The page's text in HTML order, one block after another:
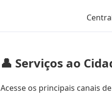
👤 Serviços ao
Acesse os principais canais